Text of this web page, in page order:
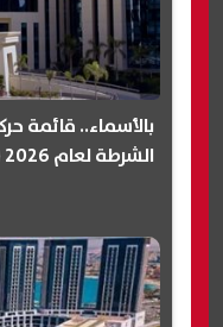
بالأسماء.. قائمة
الشرطة لعام 2026 (إنفوجراف)